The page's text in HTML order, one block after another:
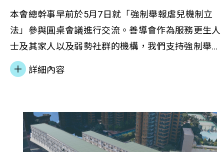
本會總幹事早前於5月7日就「強制舉報虐兒機制立
法」參與圓桌會議進行交流。善導會作為服務更生人
士及其家人以及弱勢社群的機構，我們支持強制舉
報，並以本會的專業，用不同的角度關注虐兒問題
包括推動施虐者更生康復及重整家庭價值觀的重要
童的角度及需要，重建健康的家庭更是關鍵。這些倡
議在草擬立法的過程是少被提及，但這些方面的考量
及配套實為重要。本會感謝香港救助兒童會的邀請，
詳細內容